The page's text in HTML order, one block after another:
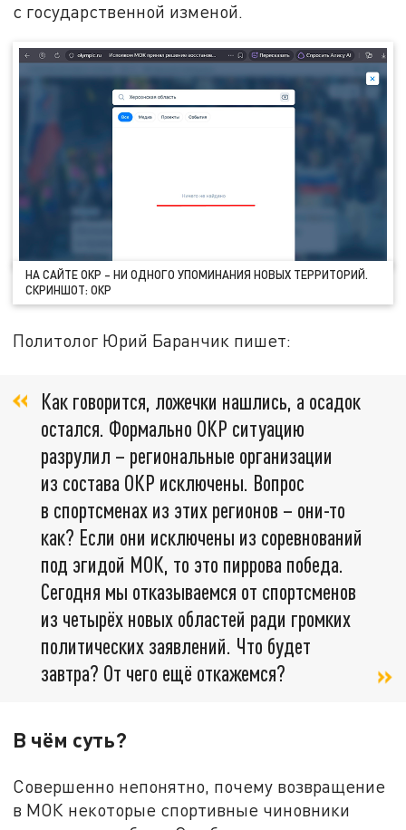
с государственной изменой.
НА САЙТЕ ОКР – НИ ОДНОГО УПОМИНАНИЯ НОВЫХ ТЕРРИТОРИЙ.
СКРИНШОТ: ОКР
Политолог Юрий Баранчик пишет:
Как говорится, ложечки нашлись, а осадок
остался. Формально ОКР ситуацию
разрулил – региональные организации
из состава ОКР исключены. Вопрос
в спортсменах из этих регионов – они-то
как? Если они исключены из соревнований
под эгидой МОК, то это пиррова победа.
Сегодня мы отказываемся от спортсменов
из четырёх новых областей ради громких
политических заявлений. Что будет
завтра? От чего ещё откажемся?
В чём суть?
Совершенно непонятно, почему возвращение
в МОК некоторые спортивные чиновники